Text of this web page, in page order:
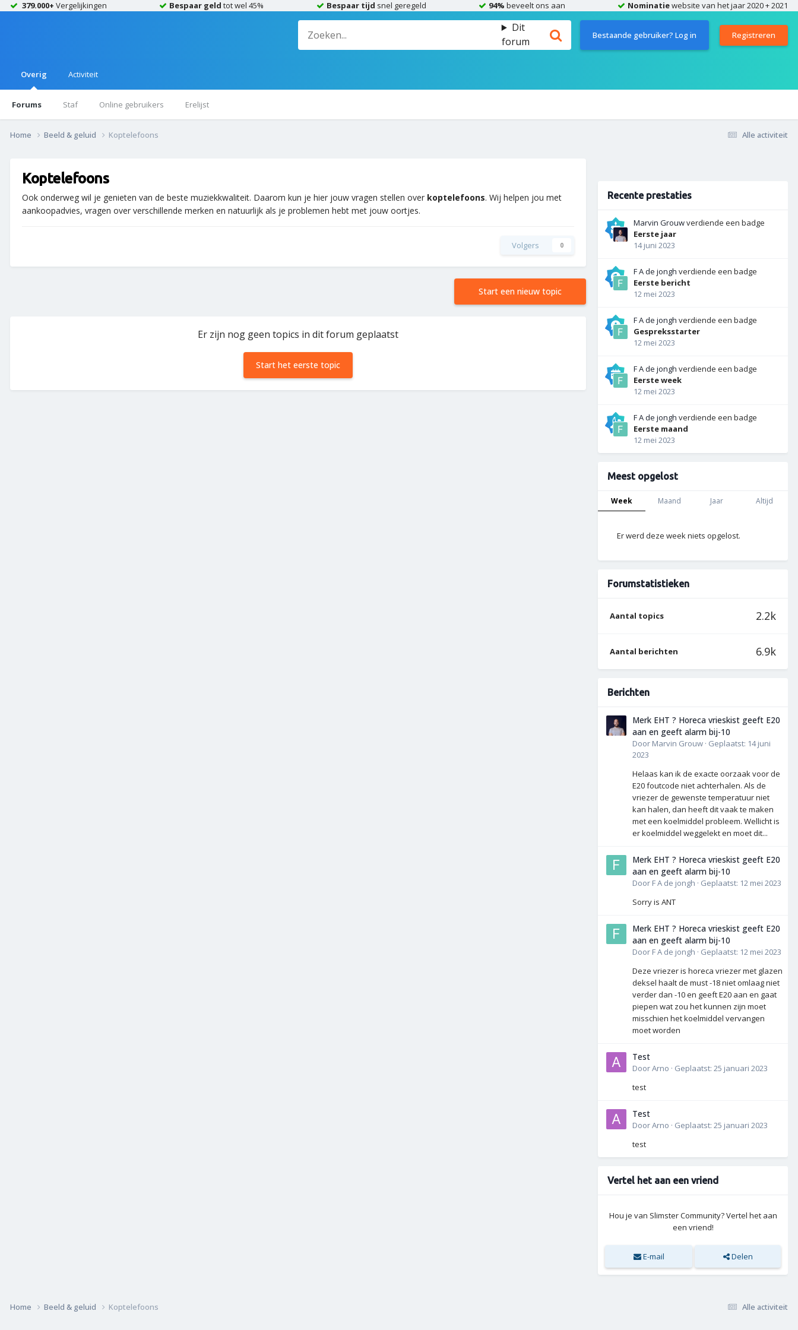
379.000+ Vergelijkingen Bespaar geld tot wel 45% Bespaar tijd snel geregeld 94% beveelt ons aan Nominatiewebsite van het jaar 2020 + 2021
Dit
forum
Bestaande gebruiker? Log in Registreren
Overig
Forums Staf Online gebruikers Erelijst
Activiteit
Alle activiteit
Home Beeld & geluid Koptelefoons
Koptelefoons
Ook onderweg wil je genieten van de beste muziekkwaliteit. Daarom kun je hier jouw vragen stellen over koptelefoons. Wij helpen jou met
aankoopadvies, vragen over verschillende merken en natuurlijk als je problemen hebt met jouw oortjes.
Volgers 0
Start een nieuw topic
Er zijn nog geen topics in dit forum geplaatst
Start het eerste topic
Recente prestaties
Marvin Grouwverdiende een badge
Eerste jaar
14 juni 2023
F A de jongh verdiende een badge
Eerste bericht
12 mei 2023
F A de jongh verdiende een badge
Gespreksstarter
12 mei 2023
F A de jongh verdiende een badge
Eerste week
12 mei 2023
F A de jongh verdiende een badge
Eerste maand
12 mei 2023
Meest opgelost
Week Maand Jaar Altijd
Er werd deze week niets opgelost.
Forumstatistieken
Aantal topics 2.2k
Aantal berichten 6.9k
Berichten
Merk EHT ? Horeca vrieskist geeft E20
aan en geeft alarm bij-10
Door Marvin Grouw · Geplaatst: 14 juni
2023
Helaas kan ik de exacte oorzaak voor de
E20 foutcode niet achterhalen. Als de
vriezer de gewenste temperatuur niet
kan halen, dan heeft dit vaak te maken
met een koelmiddel probleem. Wellicht is
er koelmiddel weggelekt en moet dit...
Merk EHT ? Horeca vrieskist geeft E20
aan en geeft alarm bij-10
Door F A de jongh · Geplaatst: 12 mei 2023
Sorry is ANT
Merk EHT ? Horeca vrieskist geeft E20
aan en geeft alarm bij-10
Door F A de jongh · Geplaatst: 12 mei 2023
Deze vriezer is horeca vriezer met glazen
deksel haalt de must -18 niet omlaag niet
verder dan -10 en geeft E20 aan en gaat
piepen wat zou het kunnen zijn moet
misschien het koelmiddel vervangen
moet worden
Test
DoorArno · Geplaatst: 25 januari 2023
test
Test
DoorArno · Geplaatst: 25 januari 2023
test
Vertel het aan een vriend
Hou je van Slimster Community? Vertel het aan
een vriend!
E-mail Delen
Alle activiteit
Home Beeld & geluid Koptelefoons